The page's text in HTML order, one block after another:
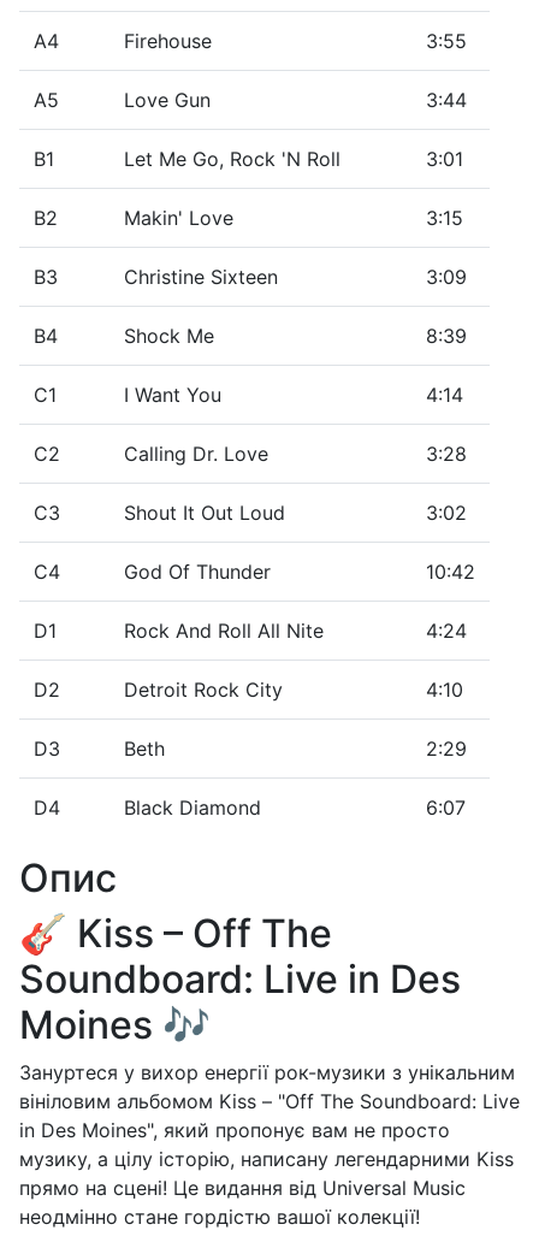
A4 Firehouse 3:55
A5 Love Gun 3:44
B1 Let Me Go, Rock 'N Roll 3:01
B2 Makin' Love 3:15
B3 Christine Sixteen 3:09
B4 Shock Me 8:39
C1 I Want You 4:14
C2 Calling Dr. Love 3:28
C3 Shout It Out Loud 3:02
C4 God Of Thunder 10:42
D1 Rock And Roll All Nite 4:24
D2 Detroit Rock City 4:10
D3 Beth 2:29
D4 Black Diamond 6:07
Опис
🎸 Kiss – Off The
Soundboard: Live in Des
Moines 🎶
Зануртеся у вихор енергії рок-музики з унікальним
вініловим альбомом Kiss – "Off The Soundboard: Live
in Des Moines", який пропонує вам не просто
музику, а цілу історію, написану легендарними Kiss
прямо на сцені! Це видання від Universal Music
неодмінно стане гордістю вашої колекції!